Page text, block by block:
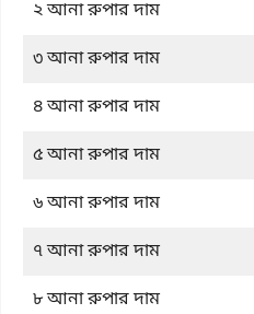
২ আনা রুপার দাম
৩ আনা রুপার দাম
৪ আনা রুপার দাম
৫ আনা রুপার দাম
৬ আনা রুপার দাম
৭ আনা রুপার দাম
৮ আনা রুপার দাম